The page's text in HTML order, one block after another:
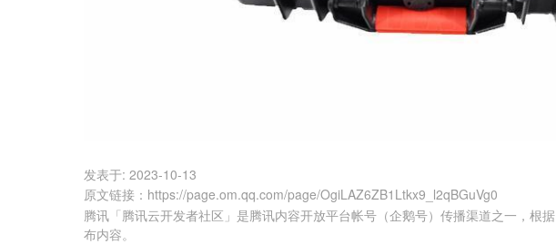
发表于: 2023-10-13
原文链接 ： https://page.om.qq.com/page/OgiLAZ6ZB1Ltkx9_l2qBGuVg0
腾讯「腾讯云开发者社区」是腾讯内容开放平台帐号（企鹅号）传播渠道之一，根据
布内容。